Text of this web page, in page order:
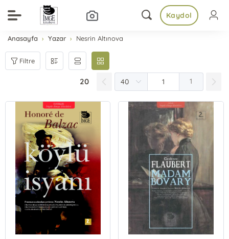
Kaydol
Anasayfa Yazar Nesrin Altınova
Filtre
20 1